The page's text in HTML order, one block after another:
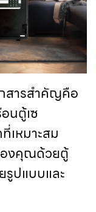
สารสำคัญคือ
นตู้เซ
เหมาะสม
องคุณด้วยตู้
ปแบบและ